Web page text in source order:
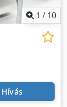
1 / 10
Hívás